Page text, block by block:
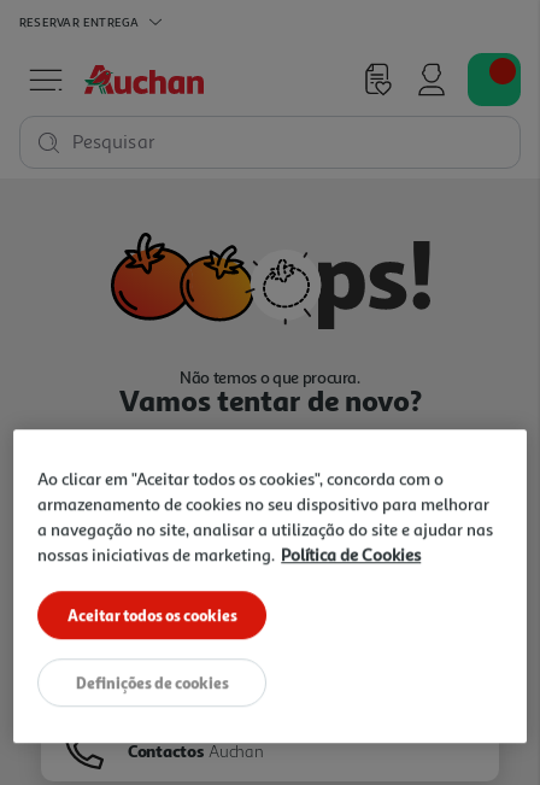
RESERVAR ENTREGA
Pesquisar
Não temos o que procura.
Vamos tentar de novo?
Ir para Homepage
Folhetos
Contactos Auchan
Ao clicar em "Aceitar todos os cookies", concorda com o
armazenamento de cookies no seu dispositivo para melhorar
a navegação no site, analisar a utilização do site e ajudar nas
nossas iniciativas de marketing. Política de Cookies
Aceitar todos os cookies
Definições de cookies